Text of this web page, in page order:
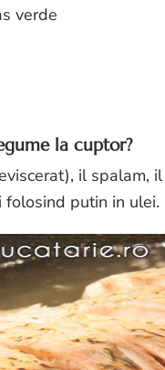
verde
la cuptor?
il spalam,
putin in ulei.